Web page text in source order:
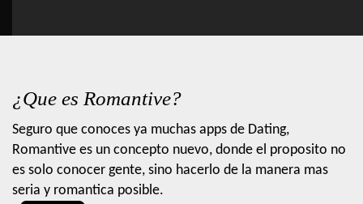
¿Que es Romantive?
Seguro que conoces ya muchas apps de Dating,
Romantive es un concepto nuevo, donde el proposito no
es solo conocer gente, sino hacerlo de la manera mas
seria y romantica posible.